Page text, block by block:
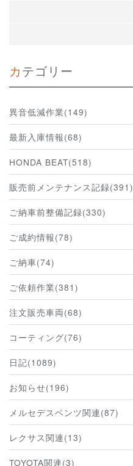
カテゴリー
異音低減作業(149)
最新入庫情報(68)
HONDA BEAT(518)
販売前メンテナンス記録(391)
ご納車前整備記録(330)
ご成約情報(78)
ご納車(74)
ご依頼作業(381)
注文販売車両(68)
コーティング(76)
日記(1089)
お知らせ(196)
メルセデスベンツ関連(87)
レクサス関連(13)
TOYOTA関連(3)